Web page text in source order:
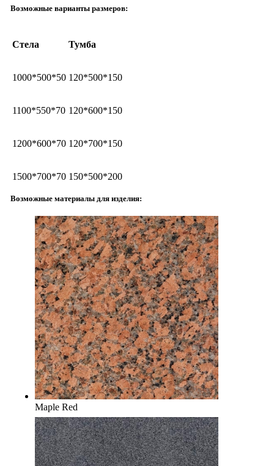
Возможные варианты размеров:
Стела Тумба
1000*500*50 120*500*150
1100*550*70 120*600*150
1200*600*70 120*700*150
1500*700*70 150*500*200
Возможные материалы для изделия:
Maple Red